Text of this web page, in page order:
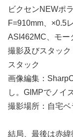
ビクセンNEWポ
F=910mm、×0.5
ASI462MC、モー
撮影及びスタッ
スタック
画像編集：
し。GIMPでノイ
撮影場所：自宅ベ
結局、最後は赤